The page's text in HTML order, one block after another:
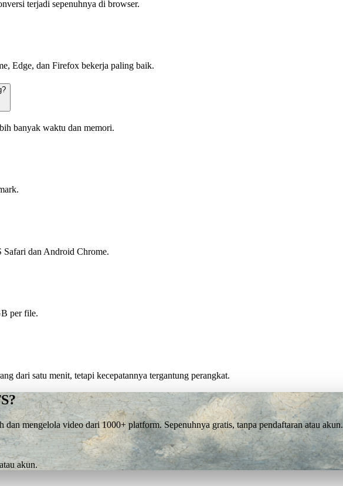
terjadi sepenuhnya di browser.
Edge, dan Firefox bekerja paling baik.
banyak waktu dan memori.
dan Android Chrome.
per file.
dari satu menit, tetapi kecepatannya tergantung perangkat.
mengelola video dari 1000+ platform. Sepenuhnya gratis, tanpa pendaftaran atau akun.
akun.